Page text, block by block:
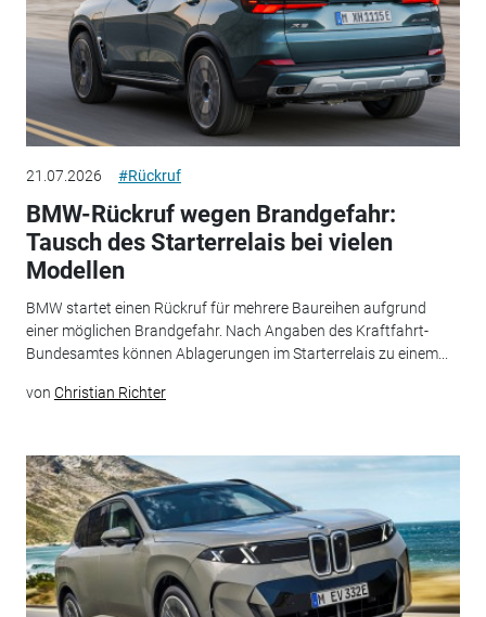
21.07.2026 #Rückruf
BMW-Rückruf wegen Brandgefahr:
Tausch des Starterrelais bei vielen
Modellen
BMW startet einen Rückruf für mehrere Baureihen aufgrund
einer möglichen Brandgefahr. Nach Angaben des Kraftfahrt-
Bundesamtes können Ablagerungen im Starterrelais zu einem...
von Christian Richter